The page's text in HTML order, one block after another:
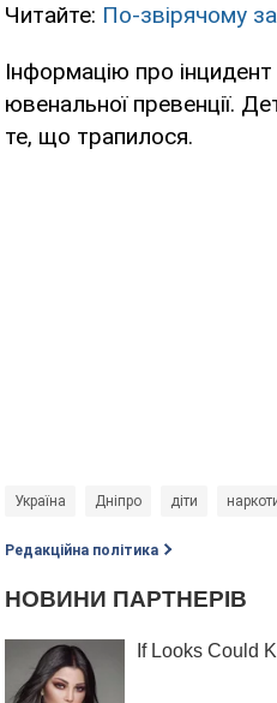
Читайте: По-звірячому
Інформацію про
ювенальної превенції.
те, що трапилося.
Україна Дніпро діти
Редакційна політика